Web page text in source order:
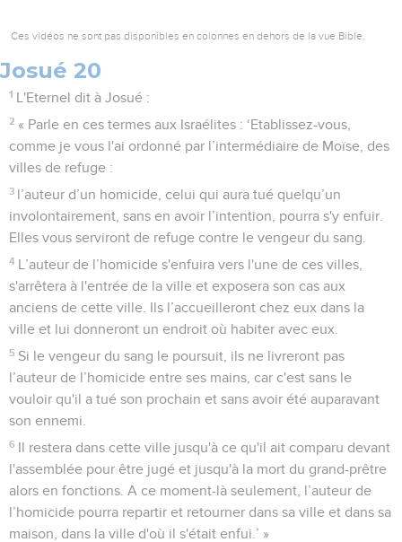
Ces vidéos ne sont pas disponibles en colonnes en dehors de la vue Bible.
Josué 20
1 L'Eternel dit à Josué :
2 « Parle en ces termes aux Israélites : ‘Etablissez-vous,
comme je vous l'ai ordonné par l’intermédiaire de Moïse, des
villes de refuge :
3 l’auteur d’un homicide, celui qui aura tué quelqu’un
involontairement, sans en avoir l’intention, pourra s'y enfuir.
Elles vous serviront de refuge contre le vengeur du sang.
4 L’auteur de l’homicide s'enfuira vers l'une de ces villes,
s'arrêtera à l'entrée de la ville et exposera son cas aux
anciens de cette ville. Ils l’accueilleront chez eux dans la
ville et lui donneront un endroit où habiter avec eux.
5 Si le vengeur du sang le poursuit, ils ne livreront pas
l’auteur de l’homicide entre ses mains, car c'est sans le
vouloir qu'il a tué son prochain et sans avoir été auparavant
son ennemi.
6 Il restera dans cette ville jusqu'à ce qu'il ait comparu devant
l'assemblée pour être jugé et jusqu'à la mort du grand-prêtre
alors en fonctions. A ce moment-là seulement, l’auteur de
l’homicide pourra repartir et retourner dans sa ville et dans sa
maison, dans la ville d'où il s'était enfui.’ »